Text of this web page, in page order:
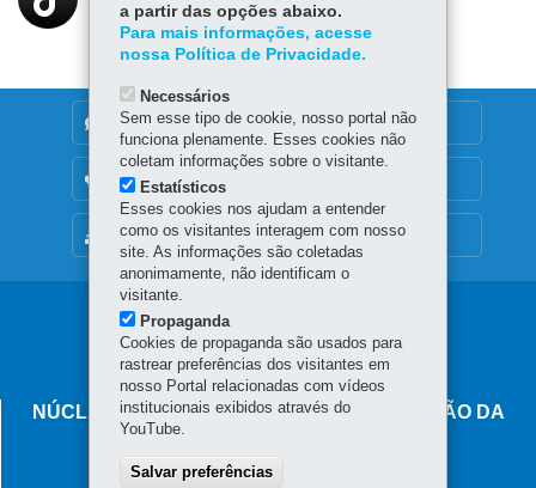
MAPA DO SITE
DENUNCIE CORRUPÇÃO
OUVIDORIA
Navegação
principal
NÚCLEO REGIONAL DE EDUCAÇÃO DE UNIÃO DA
Rua Professora Amazilia, 593 - Centro
a partir das opções abaixo.
Para mais informações, acesse
nossa Política de Privacidade.
Necessários
Sem esse tipo de cookie, nosso portal não
funciona plenamente. Esses cookies não
coletam informações sobre o visitante.
Estatísticos
Esses cookies nos ajudam a entender
como os visitantes interagem com nosso
site. As informações são coletadas
anonimamente, não identificam o
visitante.
Propaganda
Cookies de propaganda são usados para
rastrear preferências dos visitantes em
nosso Portal relacionadas com vídeos
institucionais exibidos através do
YouTube.
Salvar preferências